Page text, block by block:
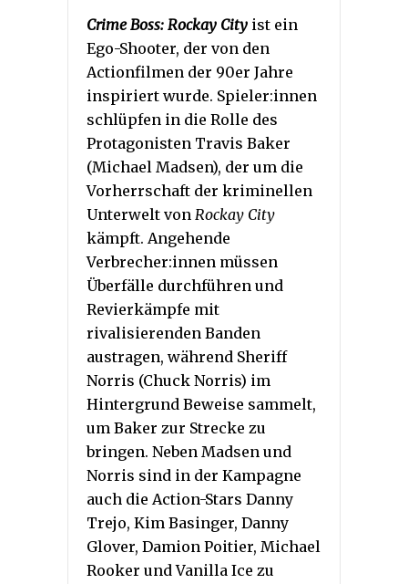
Crime Boss: Rockay City ist ein
Ego-Shooter, der von den
Actionfilmen der 90er Jahre
inspiriert wurde. Spieler:innen
schlüpfen in die Rolle des
Protagonisten Travis Baker
(Michael Madsen), der um die
Vorherrschaft der kriminellen
Unterwelt von Rockay City
kämpft. Angehende
Verbrecher:innen müssen
Überfälle durchführen und
Revierkämpfe mit
rivalisierenden Banden
austragen, während Sheriff
Norris (Chuck Norris) im
Hintergrund Beweise sammelt,
um Baker zur Strecke zu
bringen. Neben Madsen und
Norris sind in der Kampagne
auch die Action-Stars Danny
Trejo, Kim Basinger, Danny
Glover, Damion Poitier, Michael
Rooker und Vanilla Ice zu